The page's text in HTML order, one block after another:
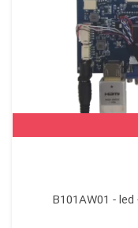
ال ای دی 10.1 اینچ با رزولوشن 1024*576 - B101AW01 - led